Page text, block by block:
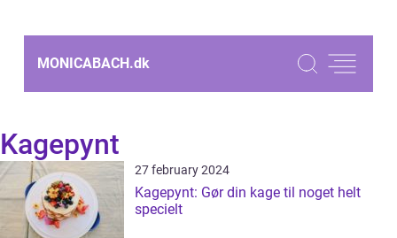
MONICABACH.dk
Kagepynt
27 february 2024
Kagepynt: Gør din kage til noget helt
specielt